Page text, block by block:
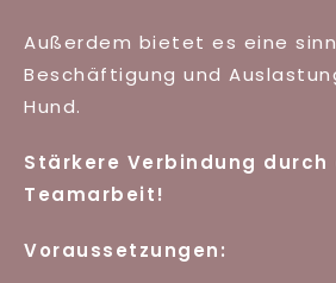
Außerdem bietet es eine
Beschäftigung und
Hund.
Stärkere Verbindung durch
Teamarbeit!
Voraussetzungen: